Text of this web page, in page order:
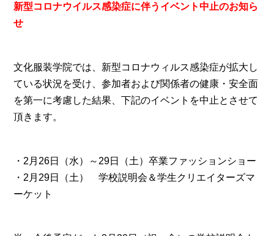
新型コロナウイルス感染症に伴うイベント中止のお知ら
せ
文化服装学院では、新型コロナウィルス感染症が拡大し
ている状況を受け、参加者および関係者の健康・安全面
を第一に考慮した結果、下記のイベントを中止とさせて
頂きます。
・2月26日（水）～29日（土）卒業ファッションショー
・2月29日（土） 学校説明会＆学生クリエイターズマ
ーケット